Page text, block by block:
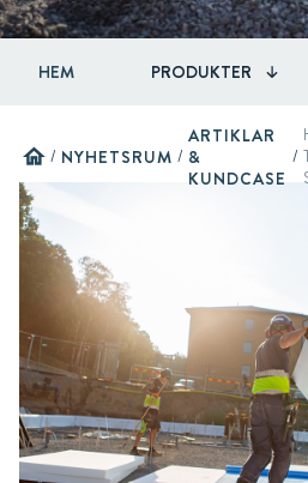
HEM PRODUKTER
home / NYHETSRUM /
ARTIKLAR
&
KUNDCASE
/